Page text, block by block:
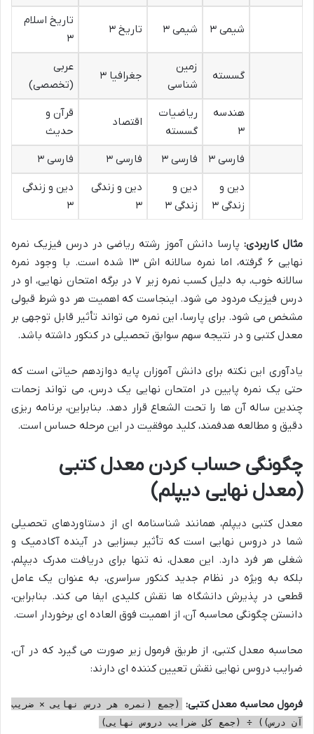
شیمی ۳ شیمی ۳ تاریخ ۳
تاریخ اسلام
۳
گسسته
زمین
شناسی
جغرافیا ۳
عربی
(تخصصی)
هندسه
۳
ریاضیات
گسسته
اقتصاد
قرآن و
حدیث
فارسی ۳
فارسی ۳ فارسی ۳
فارسی ۳
دین و
زندگی ۳
دین و
زندگی ۳
دین و زندگی
۳
دین و زندگی
۳
مثال کاربردی: پارسا دانش آموز رشته ریاضی در درس فیزیک نمره
نهایی ۶ گرفته، اما نمره سالانه اش ۱۳ شده است. با وجود نمره
سالانه خوب، به دلیل کسب نمره زیر ۷ در برگه امتحان نهایی، او در
درس فیزیک مردود می شود. اینجاست که اهمیت هر دو شرط قبولی
مشخص می شود. برای پارسا، این نمره می تواند تأثیر قابل توجهی بر
معدل کتبی و در نتیجه سهم سوابق تحصیلی در کنکور داشته باشد.
یادآوری این نکته برای دانش آموزان پایه دوازدهم حیاتی است که
حتی یک نمره پایین در امتحان نهایی یک درس، می تواند زحمات
چندین ساله آن ها را تحت الشعاع قرار دهد. بنابراین، برنامه ریزی
دقیق و مطالعه هدفمند، کلید موفقیت در این مرحله حساس است.
چگونگی حساب کردن معدل کتبی
(معدل نهایی دیپلم)
معدل کتبی دیپلم، همانند شناسنامه ای از دستاوردهای تحصیلی
شما در دروس نهایی است که تأثیر بسزایی در آینده آکادمیک و
شغلی هر فرد دارد. این معدل، نه تنها برای دریافت مدرک دیپلم،
بلکه به ویژه در نظام جدید کنکور سراسری، به عنوان یک عامل
قطعی در پذیرش دانشگاه ها نقش کلیدی ایفا می کند. بنابراین،
دانستن چگونگی محاسبه آن، از اهمیت فوق العاده ای برخوردار است.
محاسبه معدل کتبی، از طریق فرمول زیر صورت می گیرد که در آن،
ضرایب دروس نهایی نقش تعیین کننده ای دارند:
فرمول محاسبه معدل کتبی:
(جمع (نمره هر درس نهایی × ضریب
آن درس)) ÷ (جمع کل ضرایب دروس نهایی)